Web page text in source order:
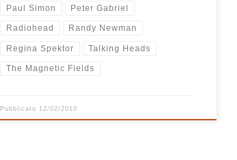
Paul Simon Peter Gabriel
Radiohead Randy Newman
Regina Spektor Talking Heads
The Magnetic Fields
Pubblicato 12/02/2010